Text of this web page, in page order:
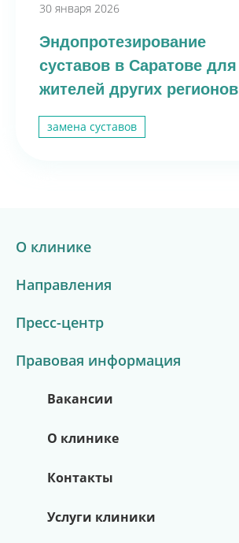
30 января 2026
Эндопротезирование
суставов в Саратове для
жителей других регионов
замена суставов
О клинике
Направления
Пресс-центр
Правовая информация
Вакансии
О клинике
Контакты
Услуги клиники